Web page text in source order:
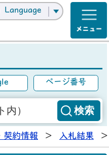
Language
ページ番号
契約情報 > 入札結果 >